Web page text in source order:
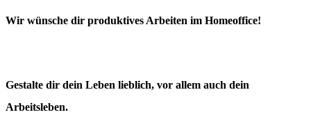
Wir wünsche dir produktives Arbeiten im Homeoffice!
Gestalte dir dein Leben lieblich, vor allem auch dein
Arbeitsleben.